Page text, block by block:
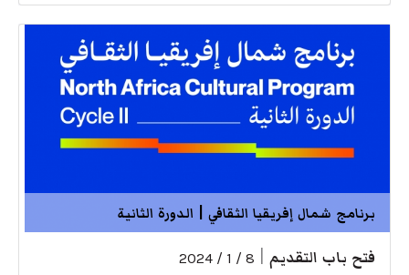
برنامج شمال إفريقيا الثقافي | الدورة الثانية
فتح باب التقديم 8 / 1 / 2024